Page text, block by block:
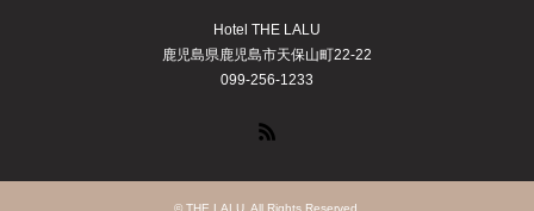
Hotel THE LALU
鹿児島県鹿児島市天保山町22-22
099-256-1233
© THE LALU. All Rights Reserved.